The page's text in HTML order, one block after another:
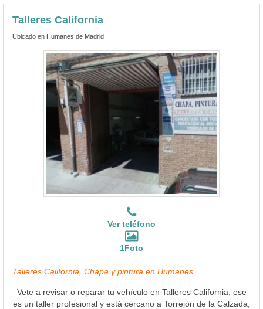
Talleres California
Ubicado en Humanes de Madrid
Ver teléfono
1Foto
Talleres California, Chapa y pintura en Humanes
Vete a revisar o reparar tu vehículo en Talleres California, ese
es un taller profesional y está cercano a Torrejón de la Calzada,